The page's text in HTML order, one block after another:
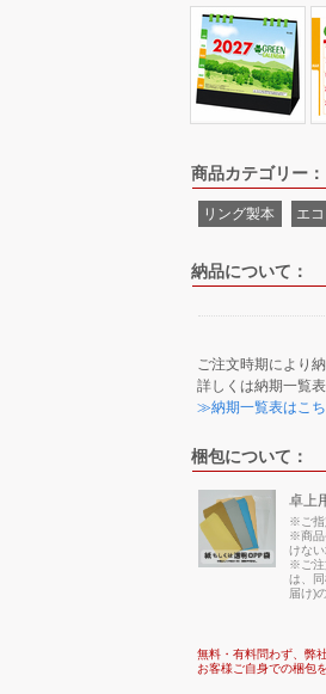
商品カテゴリー：
リング製本 エ
納品について：
ご注文時期により
詳しくは納期一覧
≫納期一覧表はこち
梱包について：
卓上
※ご指
※商品
けな
※ご注
は、
届け)
無料・有料問わず、弊
お客様ご自身での梱包